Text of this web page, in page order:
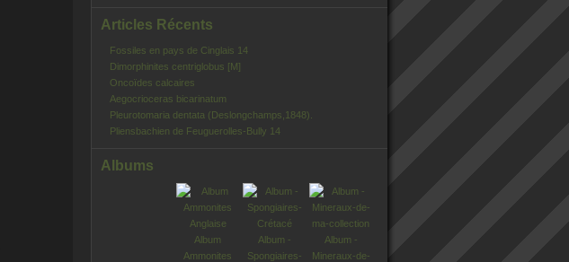
Articles Récents
Fossiles en pays de Cinglais 14
Dimorphinites centriglobus [M]
Oncoïdes calcaires
Aegocrioceras bicarinatum
Pleurotomaria dentata (Deslongchamps,1848).
Pliensbachien de Feuguerolles-Bully 14
Albums
Album
Ammonites
Album -
Spongiaires-
Album -
Mineraux-de-